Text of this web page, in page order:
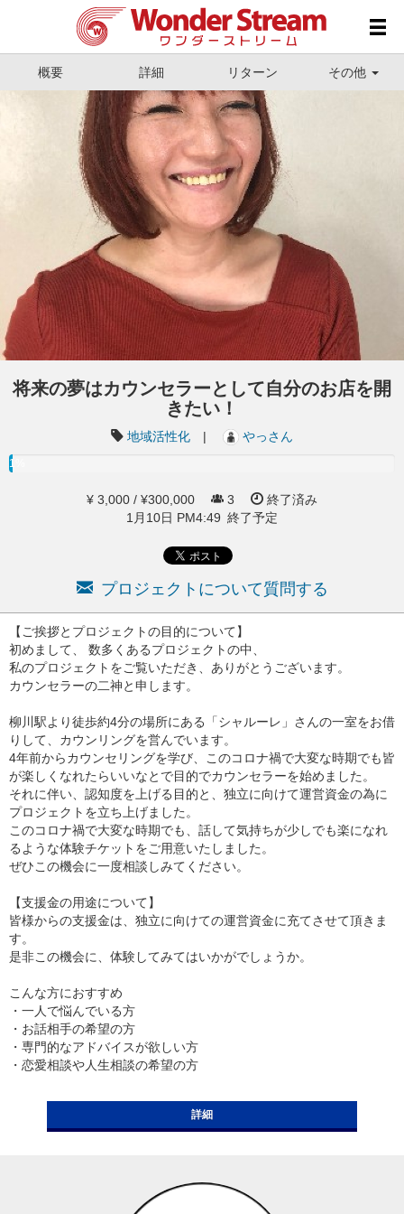
概要 詳細 リターン その他
将来の夢はカウンセラーとして自分のお店を開
きたい！
地域活性化 | やっさん
1%
¥ 3,000 / ¥300,000 3
終了済み
1月10日 PM4:49 終了予定
プロジェクトについて質問する
【ご挨拶とプロジェクトの目的について】
初めまして、 数多くあるプロジェクトの中、
私のプロジェクトをご覧いただき、ありがとうございます。
カウンセラーの二神と申します。
柳川駅より徒歩約4分の場所にある「シャルーレ」さんの一室をお借
りして、カウンリングを営んでいます。
4年前からカウンセリングを学び、このコロナ禍で大変な時期でも皆
が楽しくなれたらいいなとで目的でカウンセラーを始めました。
それに伴い、認知度を上げる目的と、独立に向けて運営資金の為に
プロジェクトを立ち上げました。
このコロナ禍で大変な時期でも、話して気持ちが少しでも楽になれ
るような体験チケットをご用意いたしました。
ぜひこの機会に一度相談しみてください。
【支援金の用途について】
皆様からの支援金は、独立に向けての運営資金に充てさせて頂きま
す。
是非この機会に、体験してみてはいかがでしょうか。
こんな方におすすめ
・一人で悩んでいる方
・お話相手の希望の方
・専門的なアドバイスが欲しい方
・恋愛相談や人生相談の希望の方
詳細